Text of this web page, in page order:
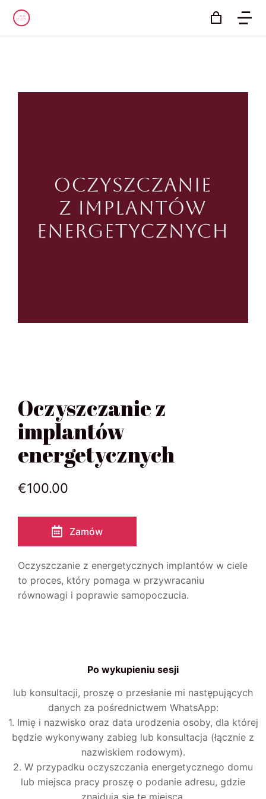
Oczyszczanie z
implantów
energetycznych
€100.00
Zamów
Oczyszczanie z energetycznych implantów w ciele
to proces, który pomaga w przywracaniu
równowagi i poprawie samopoczucia.
Po wykupieniu sesji
lub konsultacji, proszę o przesłanie mi następujących
danych za pośrednictwem WhatsApp:
1. Imię i nazwisko oraz data urodzenia osoby, dla której
będzie wykonywany zabieg lub konsultacja (łącznie z
nazwiskiem rodowym).
2. W przypadku oczyszczania energetycznego domu
lub miejsca pracy proszę o podanie adresu, gdzie